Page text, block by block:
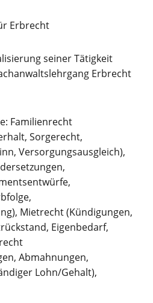
Erbrecht
seiner Tätigkeit
Erbrecht
Familienrecht
Sorgerecht,
Versorgungsausgleich),
Mietrecht (Kündigungen,
Eigenbedarf,
Abmahnungen,
Lohn/Gehalt),